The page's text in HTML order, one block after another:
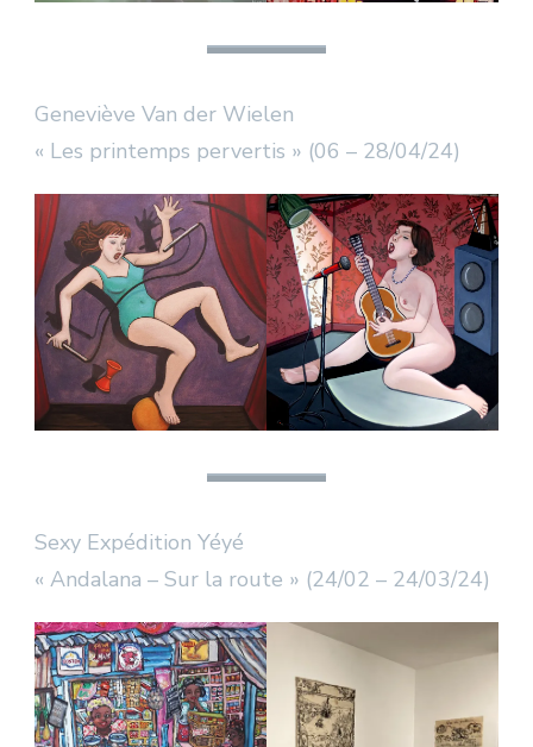
Geneviève Van der Wielen
« Les printemps pervertis » (06 – 28/04/24)
Sexy Expédition Yéyé
« Andalana – Sur la route » (24/02 – 24/03/24)